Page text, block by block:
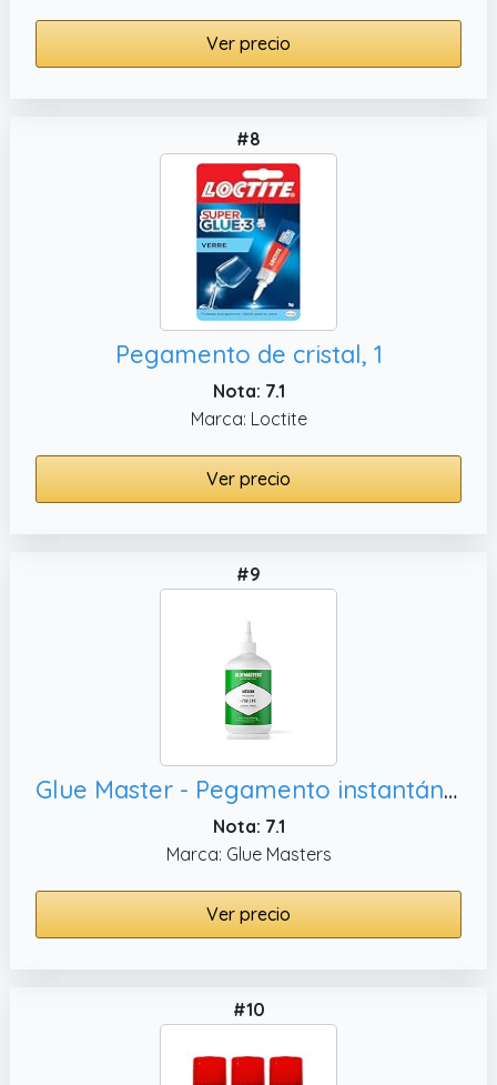
Ver precio
#8
Pegamento de cristal, 1
Nota: 7.1
Marca: Loctite
Ver precio
#9
Glue Master - Pegamento instantáneo para manualidades y madera, metal y más
Nota: 7.1
Marca: Glue Masters
Ver precio
#10